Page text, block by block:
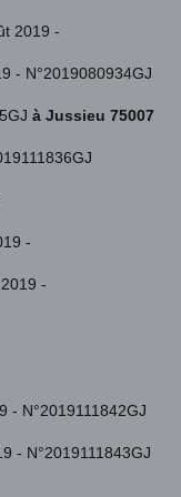
2019 -
- N°2019080934GJ
à Jussieu 75007
-
-
- N°2019111842GJ
- N°2019111843GJ